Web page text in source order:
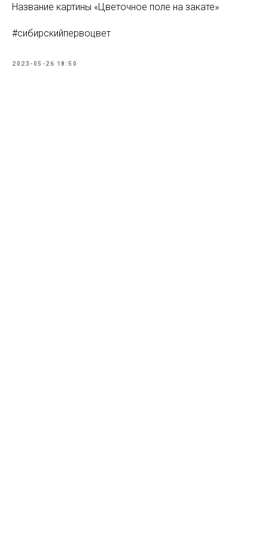
Название картины «Цветочное поле на закате»
#сибирскийпервоцвет
2023-05-26 18:50